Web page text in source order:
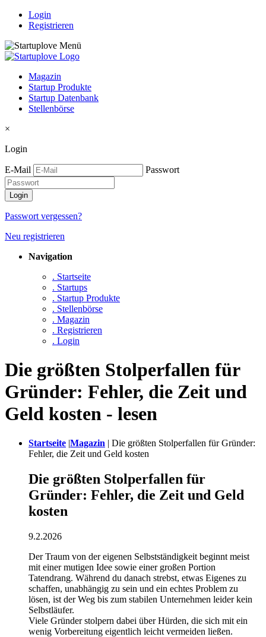
Login
Registrieren
Magazin
Startup Produkte
Startup Datenbank
Stellenbörse
×
Login
E-Mail Passwort
Passwort vergessen?
Neu registrieren
Navigation
. Startseite
. Startups
. Startup Produkte
. Stellenbörse
. Magazin
. Registrieren
. Login
Die größten Stolperfallen für
Gründer: Fehler, die Zeit und
Geld kosten - lesen
Startseite |Magazin | Die größten Stolperfallen für Gründer:
Fehler, die Zeit und Geld kosten
Die größten Stolperfallen für
Gründer: Fehler, die Zeit und Geld
kosten
9.2.2026
Der Traum von der eigenen Selbstständigkeit beginnt meist
mit einer mutigen Idee sowie einer großen Portion
Tatendrang. Während du danach strebst, etwas Eigenes zu
schaffen, unabhängig zu sein und ein echtes Problem zu
lösen, ist der Weg bis zum stabilen Unternehmen leider kein
Selbstläufer.
Viele Gründer stolpern dabei über Hürden, die sich mit ein
wenig Vorbereitung eigentlich leicht vermeiden ließen.